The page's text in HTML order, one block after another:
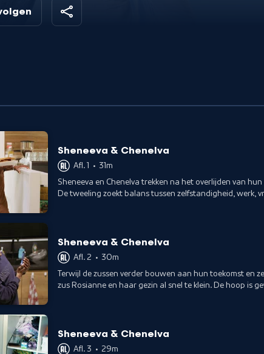
Sheneeva & Chenelva
Afl. 1 • 31m
Sheneeva en Chenelva trekken na het overlijden van
De tweeling zoekt balans tussen zelfstandigheid, werk,
Sheneeva & Chenelva
Afl. 2 • 30m
Terwijl de zussen verder bouwen aan hun toekomst en
zus Rosianne en haar gezin al snel te klein. De hoop is
Sheneeva & Chenelva
Afl. 3 • 29m